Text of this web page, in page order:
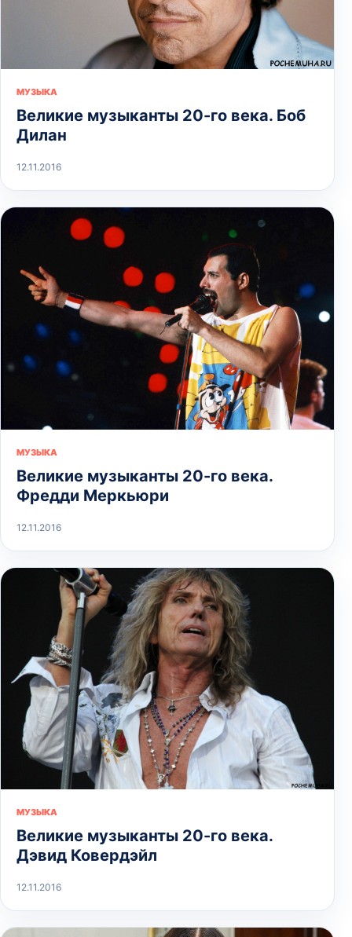
МУЗЫКА
Великие музыканты 20-го века. Боб
Дилан
12.11.2016
МУЗЫКА
Великие музыканты 20-го века.
Фредди Меркьюри
12.11.2016
МУЗЫКА
Великие музыканты 20-го века.
Дэвид Ковердэйл
12.11.2016